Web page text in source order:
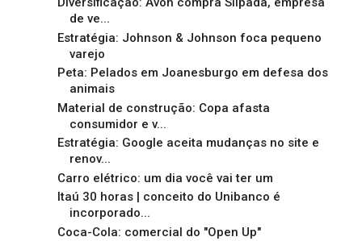
de ve...
Estratégia: Johnson & Johnson foca pequeno
varejo
Peta: Pelados em Joanesburgo em defesa dos
animais
Material de construção: Copa afasta
consumidor e v...
Estratégia: Google aceita mudanças no site e
renov...
Carro elétrico: um dia você vai ter um
Itaú 30 horas | conceito do Unibanco é
incorporado...
Coca-Cola: comercial do "Open Up"